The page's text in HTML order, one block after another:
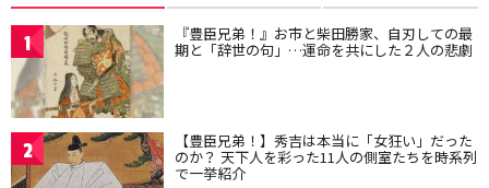
1 『豊臣兄弟！』お市と柴田勝家、自刃しての最
期と「辞世の句」…運命を共にした２人の悲劇
2 【豊臣兄弟！】秀吉は本当に「女狂い」だった
のか？ 天下人を彩った11人の側室たちを時系列
で一挙紹介